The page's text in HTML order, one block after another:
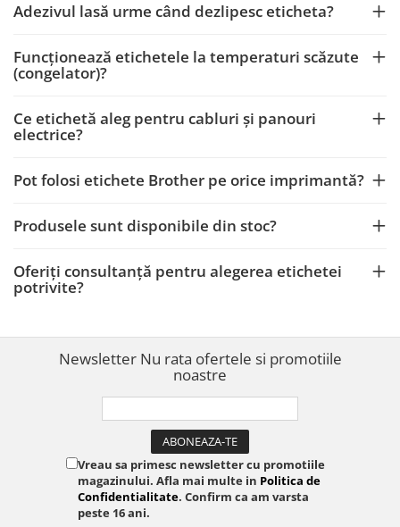
Adezivul lasă urme când dezlipesc eticheta?
Funcționează etichetele la temperaturi scăzute
(congelator)?
Ce etichetă aleg pentru cabluri și panouri
electrice?
Pot folosi etichete Brother pe orice imprimantă?
Produsele sunt disponibile din stoc?
Oferiți consultanță pentru alegerea etichetei
potrivite?
Newsletter Nu rata ofertele si promotiile
noastre
Vreau sa primesc newsletter cu promotiile
magazinului. Afla mai multe in Politica de
Confidentialitate. Confirm ca am varsta
peste 16 ani.